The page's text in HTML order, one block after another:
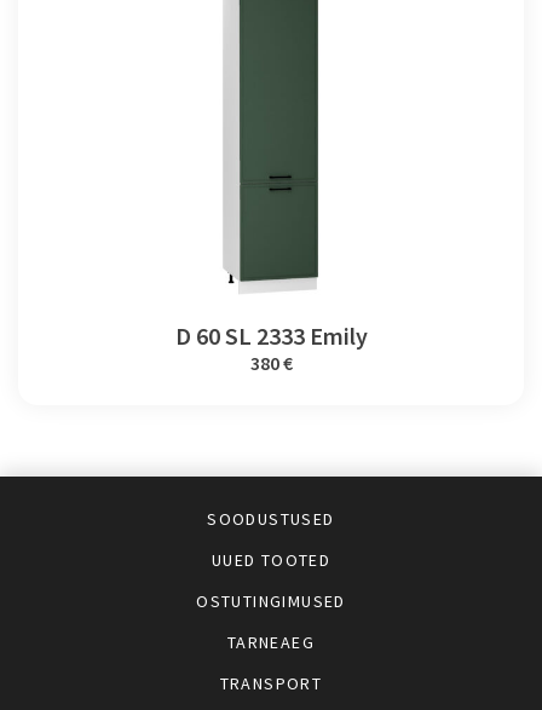
D 60 SL 2333 Emily
380 €
SOODUSTUSED
UUED TOOTED
OSTUTINGIMUSED
TARNEAEG
TRANSPORT